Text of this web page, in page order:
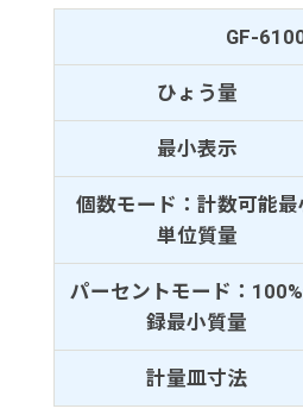
GF-
ひょう量
最小表示
個数モード：計数可能最
単位質量
パーセントモード：
録最小質量
計量皿寸法